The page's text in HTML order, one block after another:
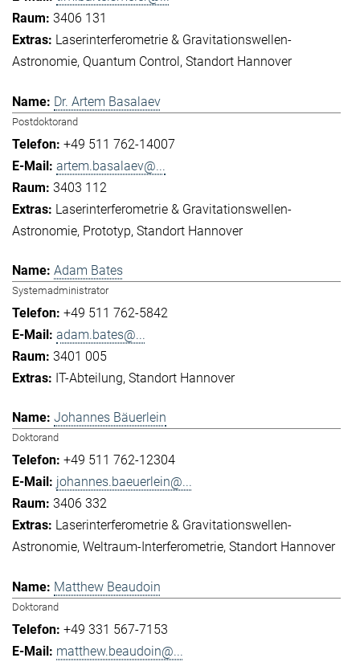
3406 131
Laserinterferometrie & Gravitationswellen-
Astronomie Quantum Control Standort Hannover
Dr. Artem Basalaev
Postdoktorand
+49 511 762-14007
artem.basalaev@...
3403 112
Laserinterferometrie & Gravitationswellen-
Astronomie Prototyp Standort Hannover
Adam Bates
Systemadministrator
+49 511 762-5842
adam.bates@...
3401 005
IT-Abteilung Standort Hannover
Johannes Bäuerlein
Doktorand
+49 511 762-12304
johannes.baeuerlein@...
3406 332
Laserinterferometrie & Gravitationswellen-
Astronomie Weltraum-Interferometrie Standort Hannover
Matthew Beaudoin
Doktorand
+49 331 567-7153
matthew.beaudoin@...